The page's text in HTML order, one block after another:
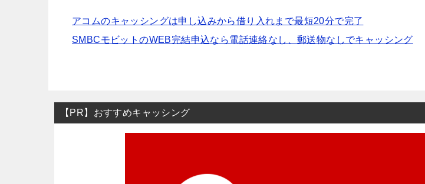
アコムのキャッシングは申し込みから借り入れまで最短20分で完了
SMBCモビットのWEB完結申込なら電話連絡なし、郵送物なしでキャッシング
【PR】おすすめキャッシング